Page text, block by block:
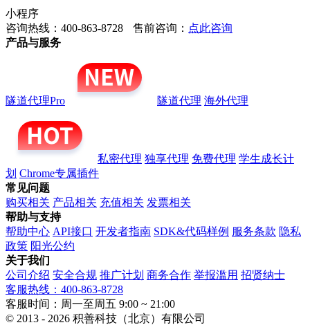
小程序
咨询热线：400-863-8728
售前咨询： 点此咨询
产品与服务
隧道代理Pro 隧道代理 海外代理
私密代理 独享代理 免费代理 学生成长计
划 Chrome专属插件
常见问题
购买相关 产品相关 充值相关 发票相关
帮助与支持
帮助中心 API接口 开发者指南 SDK&代码样例 服务条款 隐私
政策 阳光公约
关于我们
公司介绍 安全合规 推广计划 商务合作 举报滥用 招贤纳士
客服热线：400-863-8728
客服时间：周一至周五 9:00 ~ 21:00
© 2013 - 2026 积善科技（北京）有限公司